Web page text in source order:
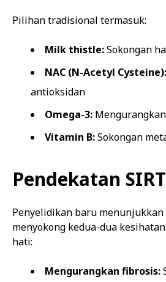
Pilihan tradisional termasuk:
Milk thistle:Sokongan
NAC (N-Acetyl Cysteine):
antioksidan
Omega-3:
Vitamin B:Sokongan
Pendekatan
Penyelidikan baru menunjukkan
menyokong kedua-dua
hati:
Mengurangkan fibrosis: